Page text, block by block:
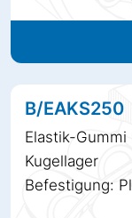
B/EAKS250
Elastik-Gummi
Kugellager
Befestigung: